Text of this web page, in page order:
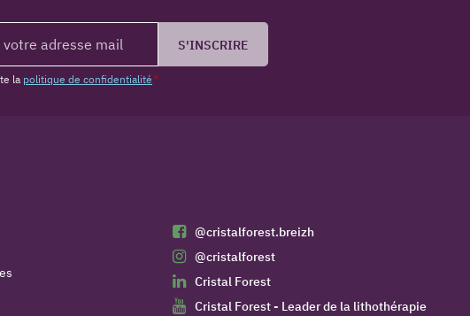
la politique de confidentialité *
S'INSCRIRE
@cristalforest.breizh
@cristalforest
Cristal Forest
Cristal Forest - Leader de la lithothérapie